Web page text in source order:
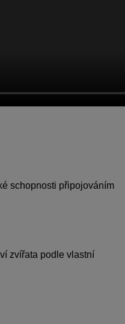
schopnosti připojováním
zvířata podle vlastní